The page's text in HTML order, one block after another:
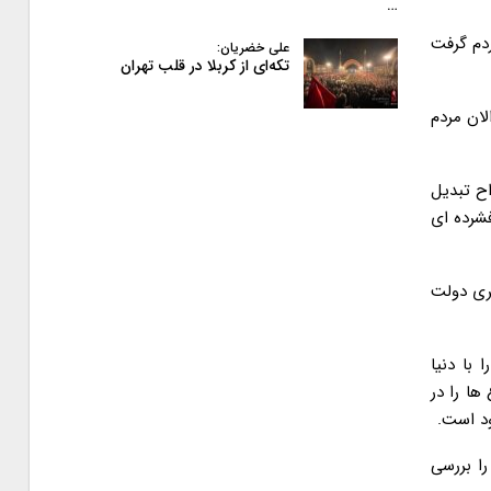
گرفت
مردم
تبدیل
ای
دهنده بی تدبیری دولت
دنیا
را در
بررسی
…
علی خضریان:
تکه‌ای از کربلا در قلب تهران